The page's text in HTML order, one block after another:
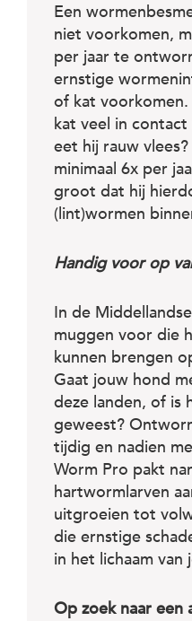
Een
niet voorkomen,
per jaar te
ernstige
of kat
kat veel in
eet hij rauw
minimaal 6x per
groot dat hij
(lint)wormen
Handig voor op
In de
muggen voor die
kunnen brengen
Gaat jouw hond
deze landen, of is
geweest?
tijdig en nadien
Worm Pro pakt
hartwormlarven
uitgroeien tot
die ernstige
in het lichaam
Op zoek naar een